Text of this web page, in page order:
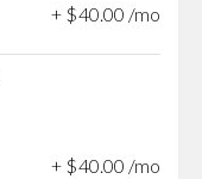
+ $40.00 /mo
+ $40.00 /mo